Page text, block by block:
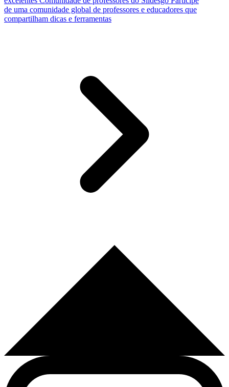
de uma comunidade global de professores e educadores que
compartilham dicas e ferramentas